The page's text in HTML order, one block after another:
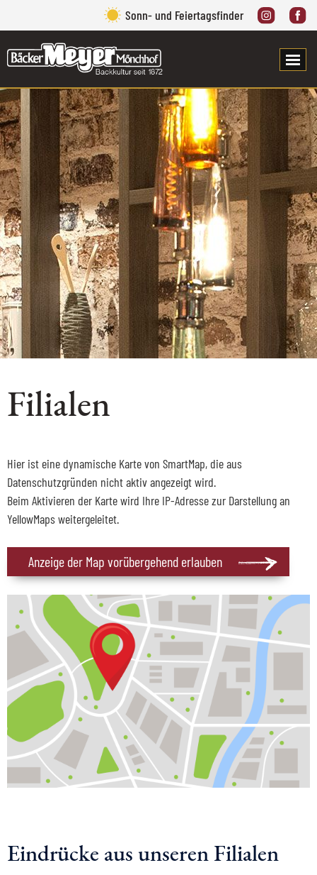
Sonn- und Feiertagsfinder
Filialen
Hier ist eine dynamische Karte von SmartMap, die aus
Datenschutzgründen nicht aktiv angezeigt wird.
Beim Aktivieren der Karte wird Ihre IP-Adresse zur Darstellung an
YellowMaps weitergeleitet.
Anzeige der Map vorübergehend erlauben
Eindrücke aus unseren Filialen